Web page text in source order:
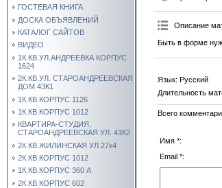
ГОСТЕВАЯ КНИГА
ДОСКА ОБЪЯВЛЕНИЙ
КАТАЛОГ САЙТОВ
ВИДЕО
1К.КВ.УЛ.АНДРЕЕВКА КОРПУС
1624
2К.КВ.УЛ. СТАРОАНДРЕЕВСКАЯ
ДОМ 43К1
1К.КВ.КОРПУС 1126
1К.КВ.КОРПУС 1012
КВАРТИРА-СТУДИЯ,
СТАРОАНДРЕЕВСКАЯ УЛ. 43К2
2К.КВ.ЖИЛИНСКАЯ УЛ.27к4
2К.КВ.КОРПУС 1012
1К.КВ.КОРПУС 360 А
2К.КВ.КОРПУС 602
Описание
Быть в форме
Язык: Русский
Длительность
Всего
Имя *:
Email *: